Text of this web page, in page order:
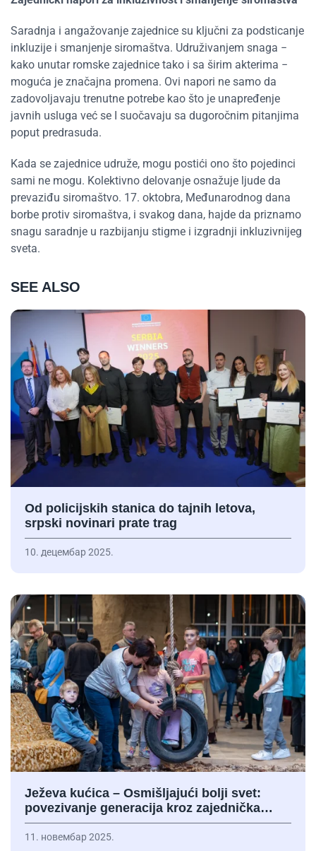
Saradnja i angažovanje zajednice su ključni za podsticanje
inkluzije i smanjenje siromaštva. Udruživanjem snaga −
kako unutar romske zajednice tako i sa širim akterima −
moguća je značajna promena. Ovi napori ne samo da
zadovoljavaju trenutne potrebe kao što je unapređenje
javnih usluga već se I suočavaju sa dugoročnim pitanjima
poput predrasuda.
Kada se zajednice udruže, mogu postići ono što pojedinci
sami ne mogu. Kolektivno delovanje osnažuje ljude da
prevaziđu siromaštvo. 17. oktobra, Međunarodnog dana
borbe protiv siromaštva, i svakog dana, hajde da priznamo
snagu saradnje u razbijanju stigme i izgradnji inkluzivnijeg
sveta.
SEE ALSO
Od policijskih stanica do tajnih letova,
srpski novinari prate trag
10. децембар 2025.
Ježeva kućica – Osmišljajući bolji svet:
povezivanje generacija kroz zajednička…
11. новембар 2025.